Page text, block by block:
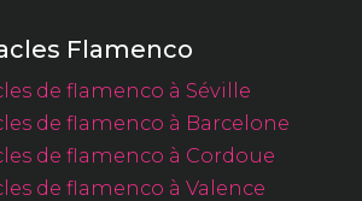
Flamenco
de flamenco à Séville
de flamenco à Barcelone
de flamenco à Cordoue
de flamenco à Valence